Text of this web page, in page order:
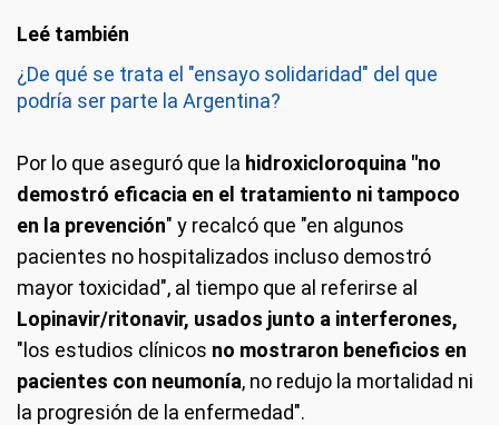
¿De qué se trata el "ensayo solidaridad" del que
podría ser parte la Argentina?
Por lo que aseguró que la hidroxicloroquina "no
demostró eficacia en el tratamiento ni tampoco
en la prevención" y recalcó que "en algunos
pacientes no hospitalizados incluso demostró
mayor toxicidad", al tiempo que al referirse al
Lopinavir/ritonavir, usados junto a interferones,
"los estudios clínicos no mostraron beneficios en
pacientes con neumonía, no redujo la mortalidad ni
la progresión de la enfermedad".